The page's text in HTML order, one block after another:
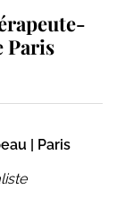
Paris
| Paris